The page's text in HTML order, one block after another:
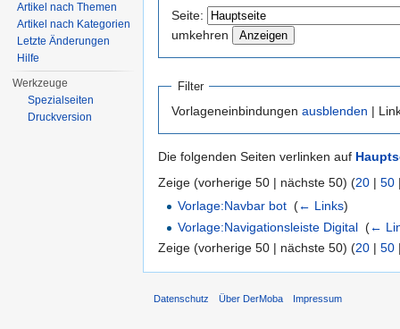
Seite:
umkehren
Filter
Vorlageneinbindungen ausblenden |
Die folgenden Seiten verlinken auf
Zeige (vorherige 50 | nächste 50) (20 | 50
Vorlage:Navbar bot (← Links)
Vorlage:Navigationsleiste Digital (←
Zeige (vorherige 50 | nächste 50) (20 | 50
Artikel nach Themen
Artikel nach Kategorien
Letzte Änderungen
Hilfe
Werkzeuge
Spezialseiten
Druckversion
Datenschutz Über DerMoba Impressum